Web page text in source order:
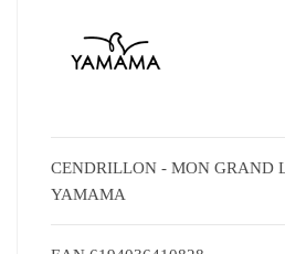
CENDRILLON - MON GRAND
YAMAMA